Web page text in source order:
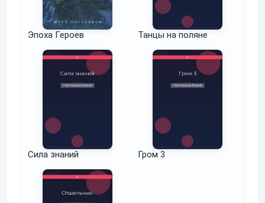
Эпоха Героев Танцы на поляне
Сила знаний Гром 3